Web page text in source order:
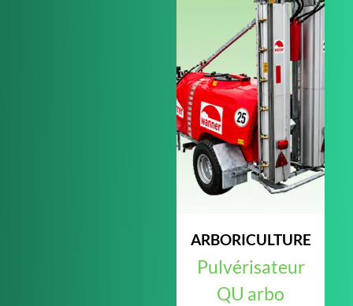
ARBORICULTURE
Pulvérisateur
QU arbo